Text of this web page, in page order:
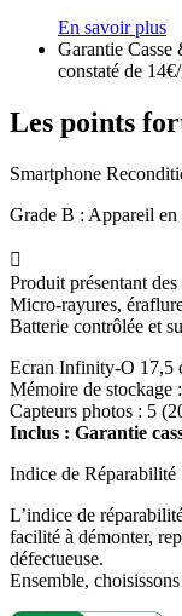
En savoir plus
Garantie
constaté de
Les points
Smartphone
Grade B : Appareil en

Produit présentant
Micro-rayures,
Batterie contrôlée et
Ecran Infinity-O 17,5
Mémoire de stockage
Capteurs photos : 5
Inclus : Garantie
Indice de Réparabilité
L’indice de
facilité à démonter,
défectueuse.
Ensemble,